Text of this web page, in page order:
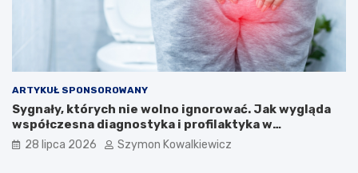
ARTYKUŁ SPONSOROWANY
Sygnały, których nie wolno ignorować. Jak wygląda
współczesna diagnostyka i profilaktyka w
proktologii?
28 lipca 2026 Szymon Kowalkiewicz